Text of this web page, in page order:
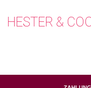
HESTER &